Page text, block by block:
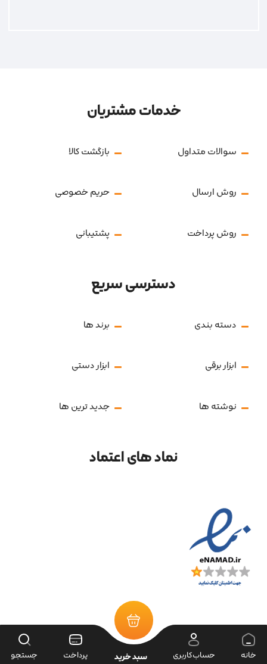
خدمات مشتریان
سوالات متداول بازگشت کالا
روش ارسال حریم خصوصی
روش پرداخت پشتیبانی
دسترسی سریع
دسته بندی برند ها
ابزار برقی ابزار دستی
نوشته ها جدید ترین ها
نماد های اعتماد
خانه حساب‌کاربری سبد خرید پرداخت جستجو